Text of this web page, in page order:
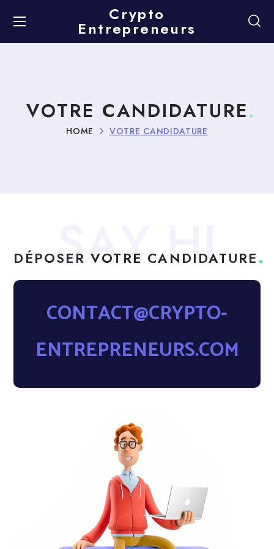
Crypto
Entrepreneurs
VOTRE CANDIDATURE
HOME VOTRE CANDIDATURE
SAY HI
DÉPOSER VOTRE CANDIDATURE
CONTACT@CRYPTO-
ENTREPRENEURS.COM